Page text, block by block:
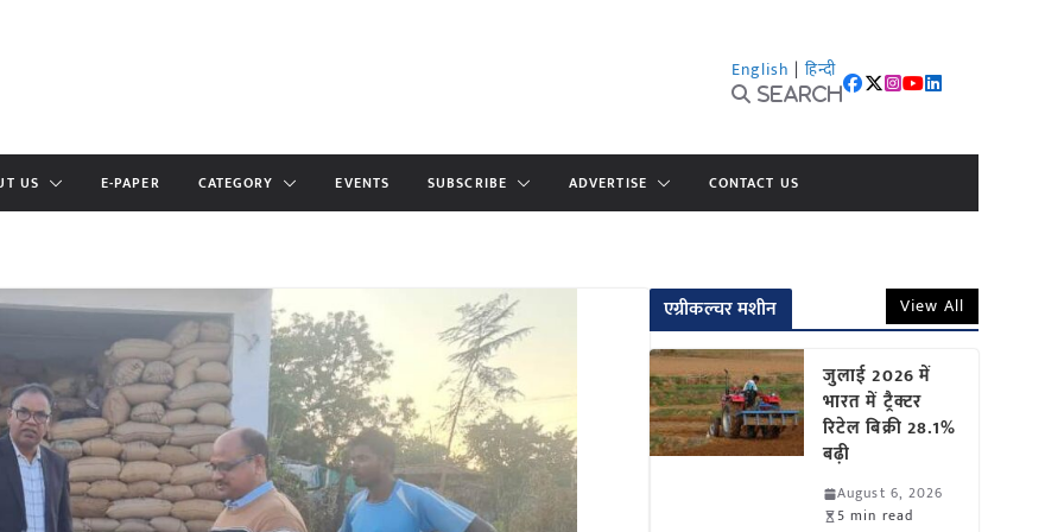
English | हिन्दी
Search
US E-PAPER CATEGORY EVENTS SUBSCRIBE ADVERTISE CONTACT US
एग्रीकल्चर मशीन View All
जुलाई 2026 में
भारत में ट्रैक्टर
रिटेल बिक्री 28.1%
बढ़ी
August 6, 2026
5 min read